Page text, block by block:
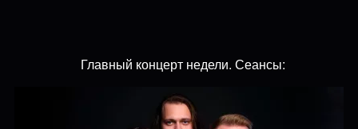
Главный концерт недели. Сеансы: